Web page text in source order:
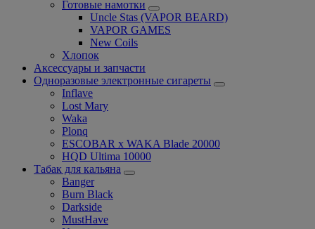
Готовые намотки
Uncle Stas (VAPOR BEARD)
VAPOR GAMES
New Coils
Хлопок
Аксессуары и запчасти
Одноразовые электронные сигареты
Inflave
Lost Mary
Waka
Plonq
ESCOBAR x WAKA Blade 20000
HQD Ultima 10000
Табак для кальяна
Banger
Burn Black
Darkside
MustHave